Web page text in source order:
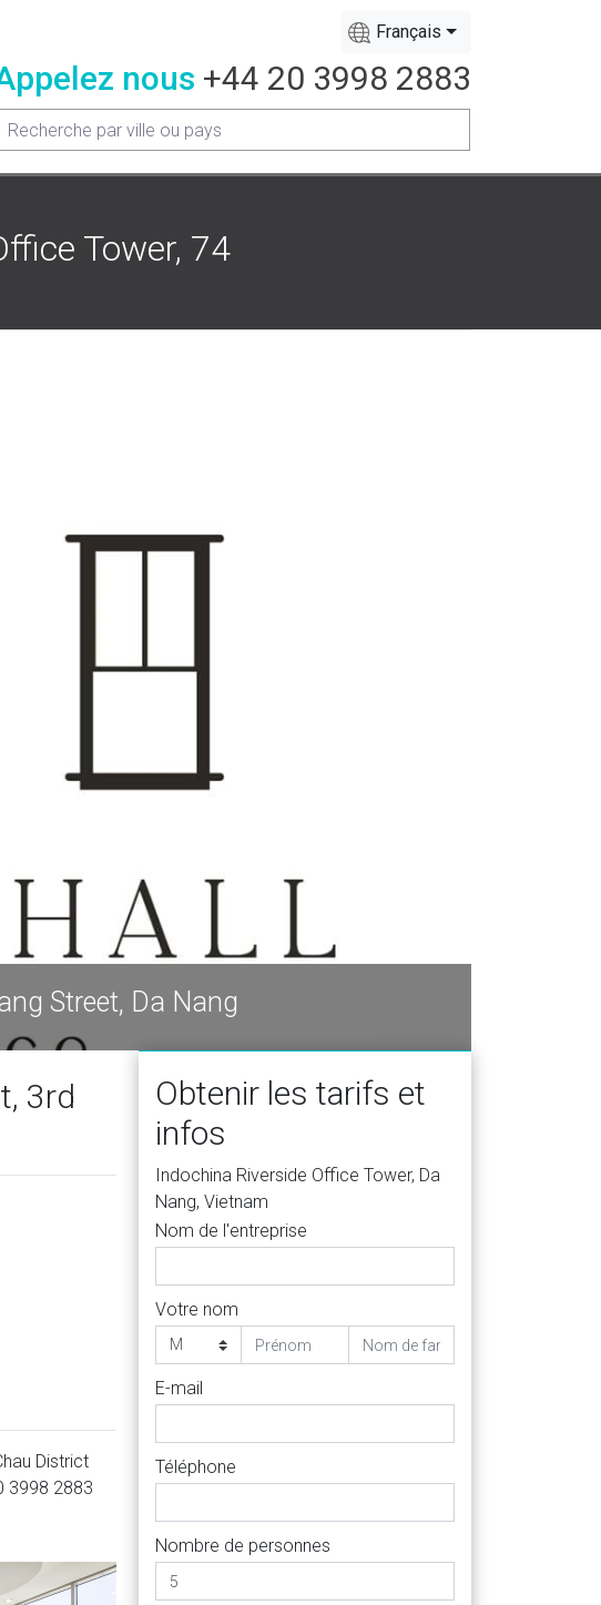
Français
nous +44 20 3998 2883
Tower, 74
Street, Da Nang
3rd
District
3998 2883
Obtenir les tarifs et
infos
Indochina Riverside Office Tower, Da
Nang, Vietnam
Nom de l'entreprise
Votre nom
E-mail
Téléphone
Nombre de personnes